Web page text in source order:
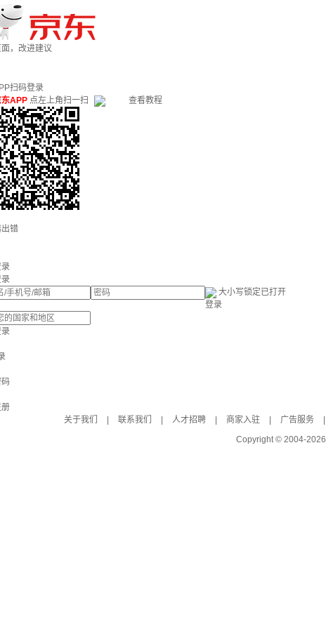
，改进建议
扫码登录
东APP 点左上角扫一扫 查看教程
错
大小写锁定已打开
登录
关于我们
联系我们 人才招聘 商家入驻 广告服务
Copyright © 2004-2026